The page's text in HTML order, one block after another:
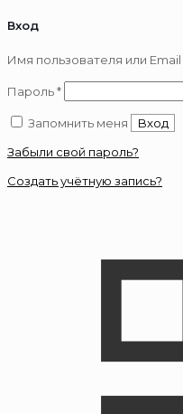
Вход
Имя пользователя или Email
Пароль*Обязательно
Запомнить меня
Вход
Забыли свой пароль?
Создать учётную запись?